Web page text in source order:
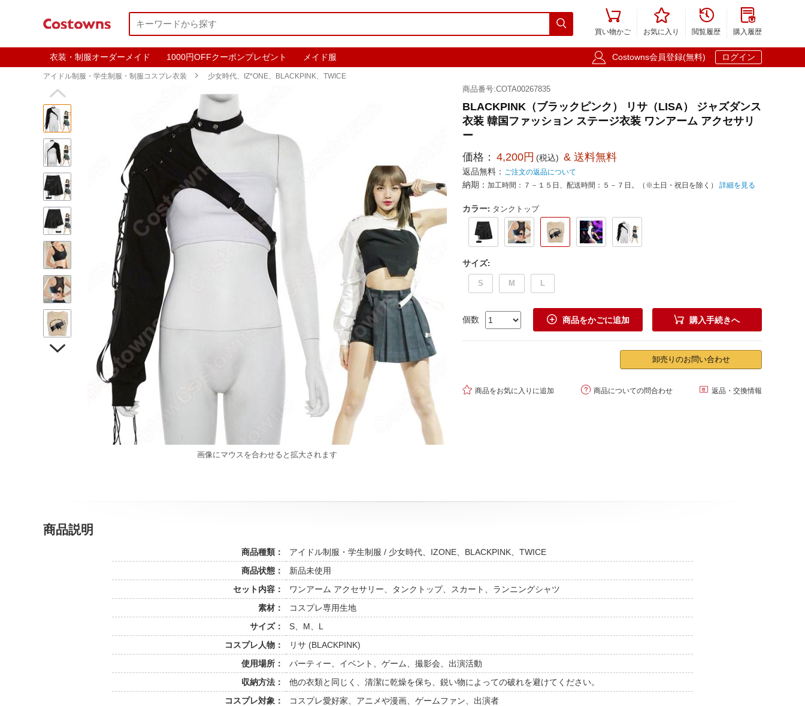


買い物かご

お気に入り

閲覧履歴

購入履歴
衣装・制服オーダーメイド 1000円OFFクーポンプレゼント メイド服  Costowns会員登録(無料) ログイン
アイドル制服・学生制服・制服コスプレ衣装  少女時代、IZ*ONE、BLACKPINK、TWICE


画像にマウスを合わせると拡大されます
商品番号:COTA00267835
BLACKPINK（ブラックピンク） リサ（LISA） ジャズダンス
衣装 韓国ファッション ステージ衣装 ワンアーム アクセサリ
ー
価格： 4,200円 (税込) & 送料無料
返品無料： ご注文の返品について
納期： 加工時間：７－１５日、配送時間：５－７日。（※土日・祝日を除く） 詳細を見る
カラー: タンクトップ
サイズ:
S M L
個数  商品をかごに追加  購入手続きへ
卸売りのお問い合わせ
 商品をお気に入りに追加  商品についての問合わせ  返品・交換情報
商品説明
商品種類：
アイドル制服・学生制服 / 少女時代、IZONE、BLACKPINK、TWICE
商品状態：
新品未使用
セット内容：
ワンアーム アクセサリー、タンクトップ、スカート、ランニングシャツ
素材：
コスプレ専用生地
サイズ：
S、M、L
コスプレ人物：
リサ (BLACKPINK)
使用場所：
パーティー、イベント、ゲーム、撮影会、出演活動
収納方法：
他の衣類と同じく、清潔に乾燥を保ち、鋭い物によっての破れを避けてください。
コスプレ対象：
コスプレ愛好家、アニメや漫画、ゲームファン、出演者